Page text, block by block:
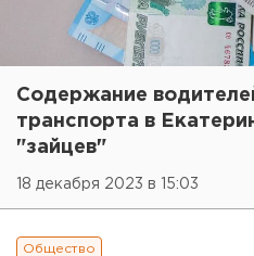
Содержание
транспорта в
"зайцев"
18 декабря 2023 в 15:03
Общество